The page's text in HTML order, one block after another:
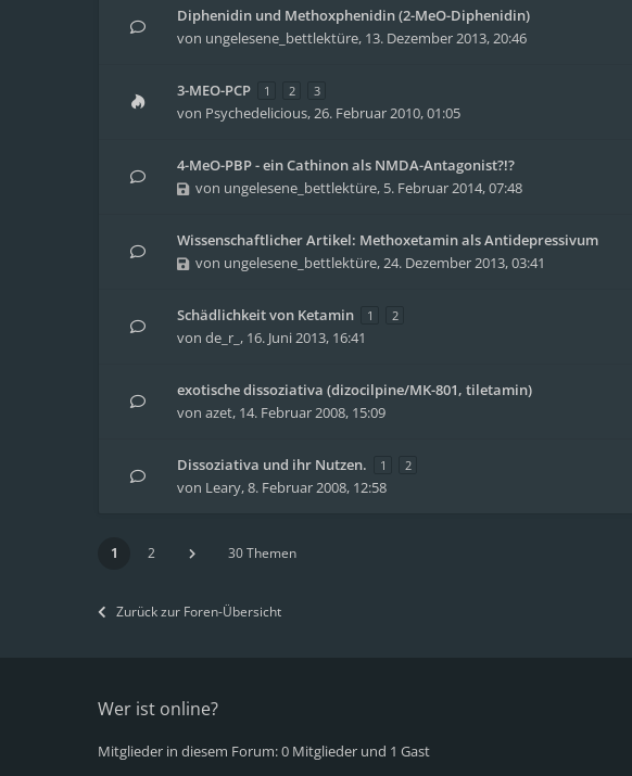
Diphenidin und Methoxphenidin (2-MeO-Diphenidin)
von ungelesene_bettlektüre, 13. Dezember 2013, 20:46
3-MEO-PCP 1 2 3
von Psychedelicious,26. Februar 2010, 01:05
4-MeO-PBP - ein Cathinon als NMDA-Antagonist?!?
von ungelesene_bettlektüre, 5. Februar 2014, 07:48
Wissenschaftlicher Artikel: Methoxetamin als Antidepressivum
von ungelesene_bettlektüre,24. Dezember 2013, 03:41
Schädlichkeit von Ketamin 1 2
von de_r_ , 16. Juni 2013, 16:41
exotische dissoziativa (dizocilpine/MK-801, tiletamin)
von azet, 14. Februar 2008, 15:09
Dissoziativa und ihr Nutzen. 1 2
von Leary,8. Februar 2008, 12:58
1 2 30 Themen
Zurück zur Foren-Übersicht
Wer ist online?
Mitglieder in diesem Forum: 0 Mitglieder und 1 Gast